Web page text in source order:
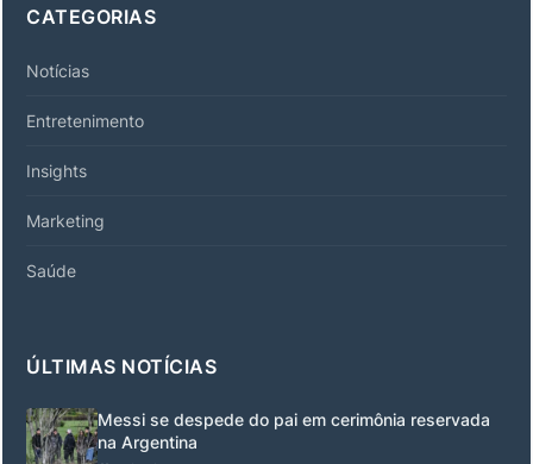
CATEGORIAS
Notícias
Entretenimento
Insights
Marketing
Saúde
ÚLTIMAS NOTÍCIAS
Messi se despede do pai em cerimônia reservada
na Argentina